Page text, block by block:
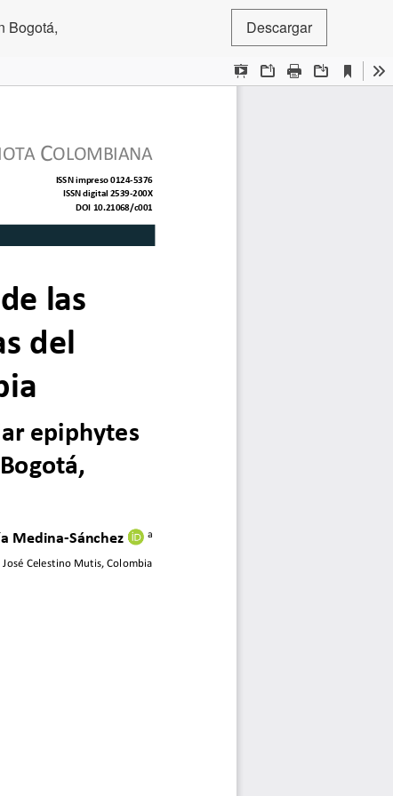
Bogotá,
Descargar